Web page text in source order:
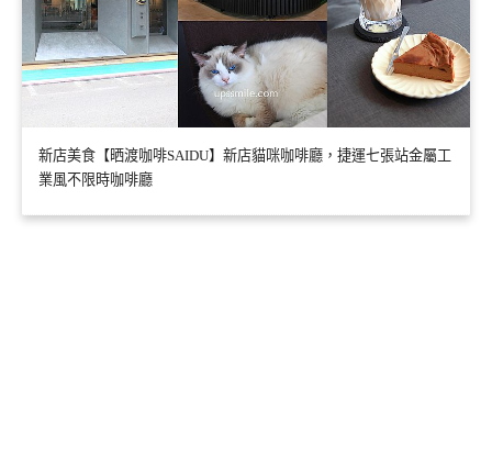
新店美食【晒渡咖啡SAIDU】新店貓咪咖啡廳，捷運七張站金屬工
業風不限時咖啡廳